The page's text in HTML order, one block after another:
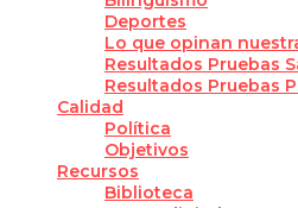
Deportes
Lo que opinan
Resultados Pruebas
Resultados Pruebas
Calidad
Política
Objetivos
Recursos
Biblioteca